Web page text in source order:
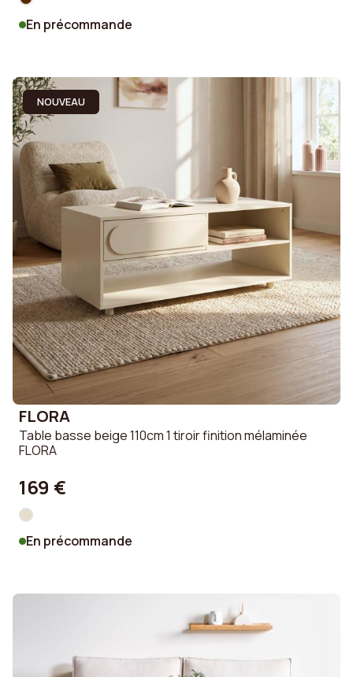
En précommande
NOUVEAU
FLORA
Table basse beige 110cm 1 tiroir finition mélaminée
FLORA
169 €
En précommande